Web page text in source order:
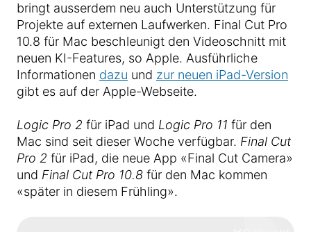
bringt ausserdem neu auch Unterstützung für
Projekte auf externen Laufwerken. Final Cut Pro
10.8 für Mac beschleunigt den Videoschnitt mit
neuen KI-Features, so Apple. Ausführliche
Informationen dazu und zur neuen iPad-Version
gibt es auf der Apple-Webseite.
Logic Pro 2 für iPad und Logic Pro 11 für den
Mac sind seit dieser Woche verfügbar. Final Cut
Pro 2 für iPad, die neue App «Final Cut Camera»
und Final Cut Pro 10.8 für den Mac kommen
«später in diesem Frühling».